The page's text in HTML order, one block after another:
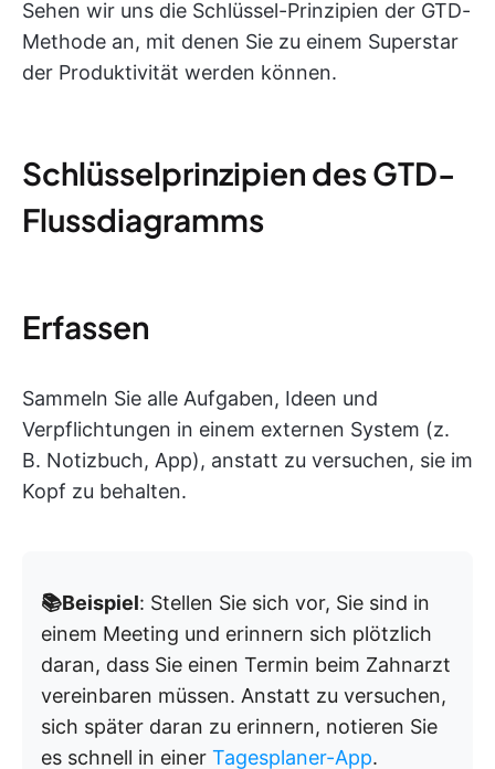
Sehen wir uns die Schlüssel-Prinzipien der GTD-
Methode an, mit denen Sie zu einem Superstar
der Produktivität werden können.
Schlüsselprinzipien des GTD-
Flussdiagramms
Erfassen
Sammeln Sie alle Aufgaben, Ideen und
Verpflichtungen in einem externen System (z.
B. Notizbuch, App), anstatt zu versuchen, sie im
Kopf zu behalten.
📚Beispiel: Stellen Sie sich vor, Sie sind in
einem Meeting und erinnern sich plötzlich
daran, dass Sie einen Termin beim Zahnarzt
vereinbaren müssen. Anstatt zu versuchen,
sich später daran zu erinnern, notieren Sie
es schnell in einer Tagesplaner-App.